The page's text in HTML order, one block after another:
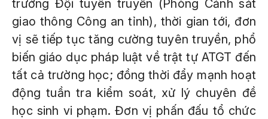
trưởng Đội tuyên truyền (Phòng Cảnh sát
giao thông Công an tỉnh), thời gian tới, đơn
vị sẽ tiếp tục tăng cường tuyên truyền, phổ
biến giáo dục pháp luật về trật tự ATGT đến
tất cả trường học; đồng thời đẩy mạnh hoạt
động tuần tra kiểm soát, xử lý chuyên đề
học sinh vi phạm. Đơn vị phấn đấu tổ chức